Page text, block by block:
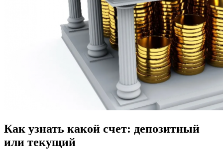
Как узнать какой счет: депозитный
или текущий